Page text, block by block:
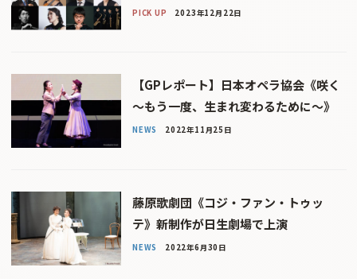
PICK UP 2023年12月22日
【GPレポート】日本オペラ協会《咲く
～もう一度、生まれ変わるために～》
NEWS 2022年11月25日
藤原歌劇団《コジ・ファン・トゥッ
テ》新制作が日生劇場で上演
NEWS 2022年6月30日